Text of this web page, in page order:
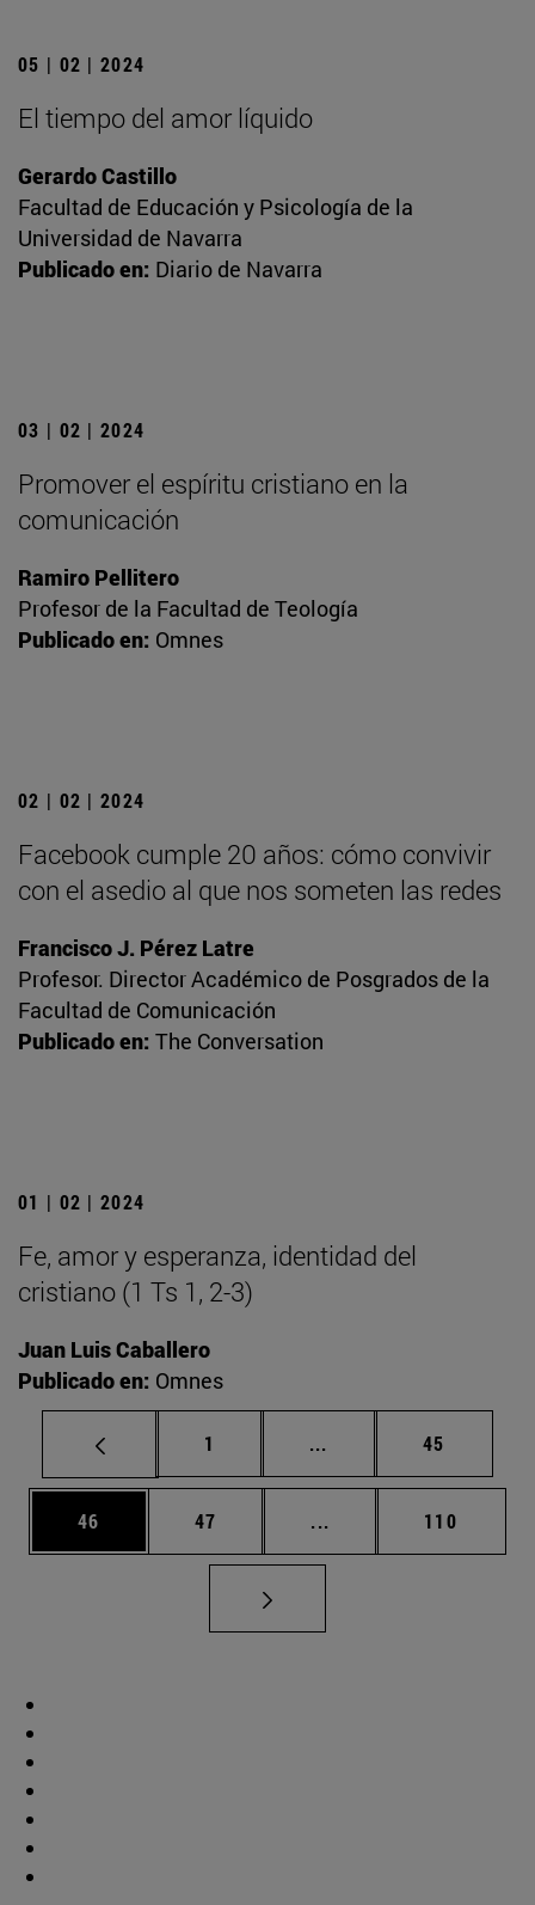
05 | 02 | 2024
El tiempo del amor líquido
Gerardo Castillo
Facultad de Educación y Psicología de la
Universidad de Navarra
Publicado en: Diario de Navarra
03 | 02 | 2024
Promover el espíritu cristiano en la
comunicación
Ramiro Pellitero
Profesor de la Facultad de Teología
Publicado en: Omnes
02 | 02 | 2024
Facebook cumple 20 años: cómo convivir
con el asedio al que nos someten las redes
Francisco J. Pérez Latre
Profesor. Director Académico de Posgrados de la
Facultad de Comunicación
Publicado en: The Conversation
01 | 02 | 2024
Fe, amor y esperanza, identidad del
cristiano (1 Ts 1, 2-3)
Juan Luis Caballero
Publicado en: Omnes
Página
1 ... Páginas intermedias
Página
45
Página
46 Página
47 ... Páginas intermedias
Página
110